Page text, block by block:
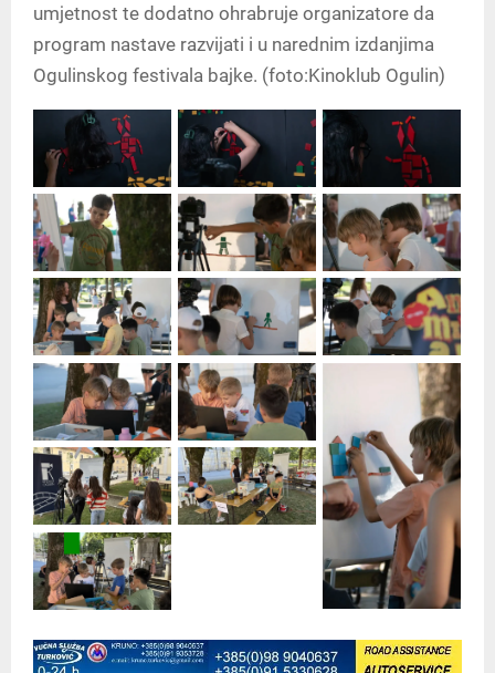
umjetnost te dodatno ohrabruje organizatore da
program nastave razvijati i u narednim izdanjima
Ogulinskog festivala bajke. (foto:Kinoklub Ogulin)